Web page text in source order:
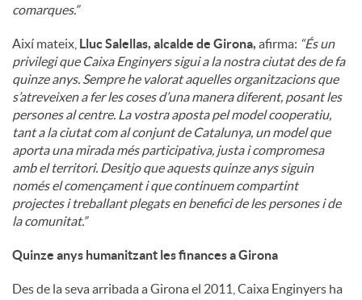
comarques.”
Així mateix, Lluc Salellas, alcalde de Girona, afirma: “És un
privilegi que Caixa Enginyers sigui a la nostra ciutat des de fa
quinze anys. Sempre he valorat aquelles organitzacions que
s’atreveixen a fer les coses d’una manera diferent, posant les
persones al centre. La vostra aposta pel model cooperatiu,
tant a la ciutat com al conjunt de Catalunya, un model que
aporta una mirada més participativa, justa i compromesa
amb el territori. Desitjo que aquests quinze anys siguin
només el començament i que continuem compartint
projectes i treballant plegats en benefici de les persones i de
la comunitat.”
Quinze anys humanitzant les finances a Girona
Des de la seva arribada a Girona el 2011, Caixa Enginyers ha